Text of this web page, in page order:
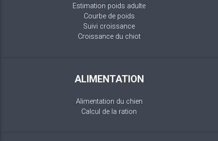
Estimation poids adulte
Courbe de poids
Suivi croissance
Croissance du chiot
ALIMENTATION
Alimentation du chien
Calcul de la ration